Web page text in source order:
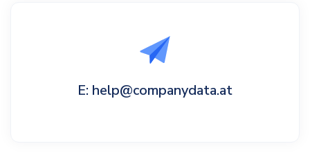
E: help@companydata.at